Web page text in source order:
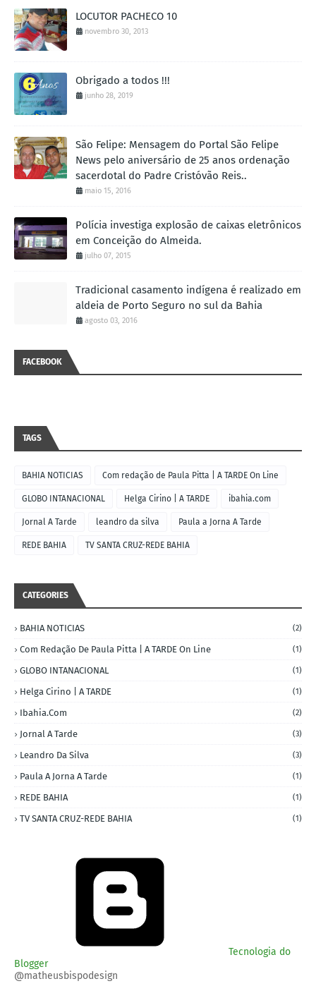
LOCUTOR PACHECO 10
novembro 30, 2013
Obrigado a todos !!!
junho 28, 2019
São Felipe: Mensagem do Portal São Felipe
News pelo aniversário de 25 anos ordenação
sacerdotal do Padre Cristóvão Reis..
maio 15, 2016
Polícia investiga explosão de caixas eletrônicos
em Conceição do Almeida.
julho 07, 2015
Tradicional casamento indígena é realizado em
aldeia de Porto Seguro no sul da Bahia
agosto 03, 2016
FACEBOOK
TAGS
BAHIA NOTICIAS Com redação de Paula Pitta | A TARDE On Line
GLOBO INTANACIONAL Helga Cirino | A TARDE ibahia.com
Jornal A Tarde leandro da silva Paula a Jorna A Tarde
REDE BAHIA TV SANTA CRUZ-REDE BAHIA
CATEGORIES
BAHIA NOTICIAS (2)
Com Redação De Paula Pitta | A TARDE On Line (1)
GLOBO INTANACIONAL (1)
Helga Cirino | A TARDE (1)
Ibahia.com (2)
Jornal A Tarde (3)
Leandro Da Silva (3)
Paula A Jorna A Tarde (1)
REDE BAHIA (1)
TV SANTA CRUZ-REDE BAHIA (1)
Tecnologia do
Blogger
@matheusbispodesign